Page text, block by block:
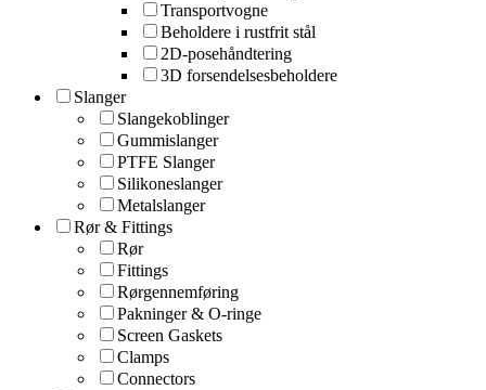
Transportvogne
Beholdere i rustfrit stål
2D-posehåndtering
3D forsendelsesbeholdere
Slanger
Slangekoblinger
Gummislanger
PTFE Slanger
Silikoneslanger
Metalslanger
Rør & Fittings
Rør
Fittings
Rørgennemføring
Pakninger & O-ringe
Screen Gaskets
Clamps
Connectors